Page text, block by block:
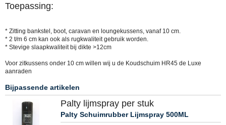
Toepassing:
* Zitting bankstel, boot, caravan en loungekussens, vanaf 10 cm.
* 2 t/m 6 cm kan ook als rugkwaliteit gebruik worden.
* Stevige slaapkwaliteit bij dikte >12cm
Voor zitkussens onder 10 cm willen wij u de Koudschuim HR45 de Luxe
aanraden
Bijpassende artikelen
Palty lijmspray per stuk
Palty Schuimrubber Lijmspray 500ML